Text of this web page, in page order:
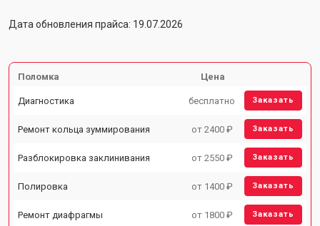
Дата обновления прайса: 19.07.2026
Поломка Цена
Диагностика бесплатно Заказать
Ремонт кольца зуммирования от 2400 ₽ Заказать
Разблокировка заклинивания от 2550 ₽ Заказать
Полировка от 1400 ₽ Заказать
Ремонт диафрагмы от 1800 ₽ Заказать